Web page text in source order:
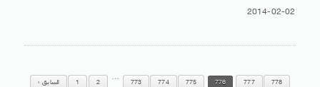
2014-02-02
السابق 1 2
…
773 774 775 776 777 778